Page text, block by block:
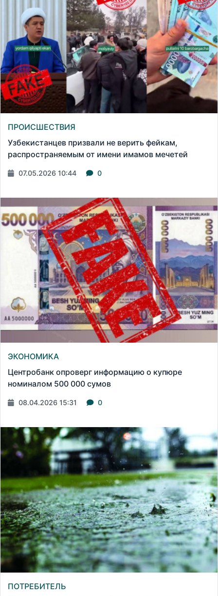
ПРОИСШЕСТВИЯ
Узбекистанцев призвали не верить фейкам,
распространяемым от имени имамов мечетей
07.05.2026 10:44 0
ЭКОНОМИКА
Центробанк опроверг информацию о купюре
номиналом 500 000 сумов
08.04.2026 15:31 0
ПОТРЕБИТЕЛЬ